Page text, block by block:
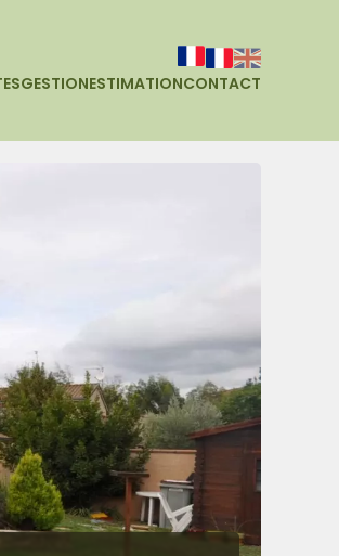
GESTIONESTIMATIONCONTACT